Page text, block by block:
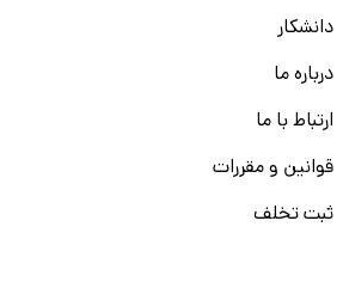
دانشکار
درباره ما
ارتباط با ما
قوانین و مقررات
ثبت تخلف